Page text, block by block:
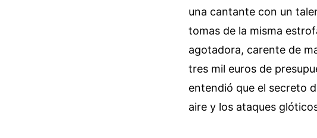
una cantante con un
tomas de la misma
agotadora, carente de
tres mil euros de
entendió que el secreto
aire y los ataques